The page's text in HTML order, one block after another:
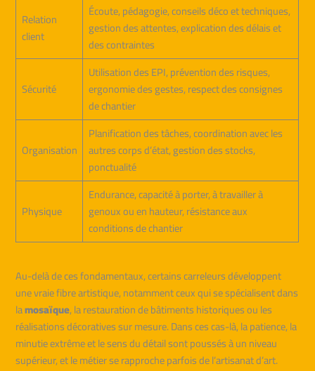
Relation
client
Écoute, pédagogie, conseils déco et techniques,
gestion des attentes, explication des délais et
des contraintes
Sécurité
Utilisation des EPI, prévention des risques,
ergonomie des gestes, respect des consignes
de chantier
Organisation
Planification des tâches, coordination avec les
autres corps d’état, gestion des stocks,
ponctualité
Physique
Endurance, capacité à porter, à travailler à
genoux ou en hauteur, résistance aux
conditions de chantier
Au-delà de ces fondamentaux, certains carreleurs développent
une vraie fibre artistique, notamment ceux qui se spécialisent dans
lamosaïque, la restauration de bâtiments historiques ou les
réalisations décoratives sur mesure. Dans ces cas-là, la patience, la
minutie extrême et le sens du détail sont poussés à un niveau
supérieur, et le métier se rapproche parfois de l’artisanat d’art.